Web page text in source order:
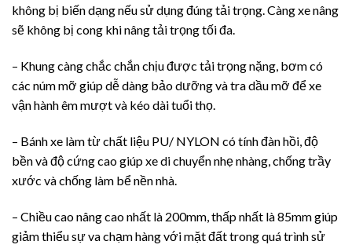
không bị biến dạng nếu sử dụng đúng tải trọng. Càng xe nâng
sẽ không bị cong khi nâng tải trọng tối đa.
– Khung càng chắc chắn chịu được tải trọng nặng, bơm có
các núm mỡ giúp dễ dàng bảo dưỡng và tra dầu mỡ để xe
vận hành êm mượt và kéo dài tuổi thọ.
– Bánh xe làm từ chất liệu PU/ NYLON có tính đàn hồi, độ
bền và độ cứng cao giúp xe di chuyển nhẹ nhàng, chống trầy
xước và chống làm bể nền nhà.
– Chiều cao nâng cao nhất là 200mm, thấp nhất là 85mm giúp
giảm thiểu sự va chạm hàng với mặt đất trong quá trình sử